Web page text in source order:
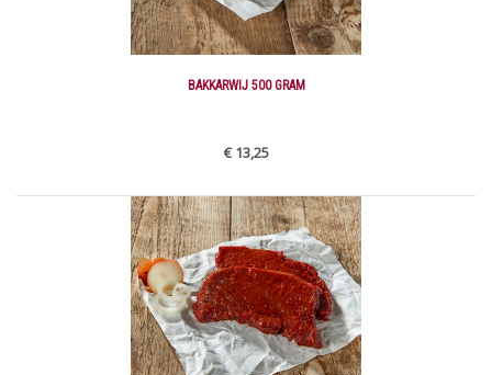
BAKKARWIJ 500 GRAM
€ 13,25